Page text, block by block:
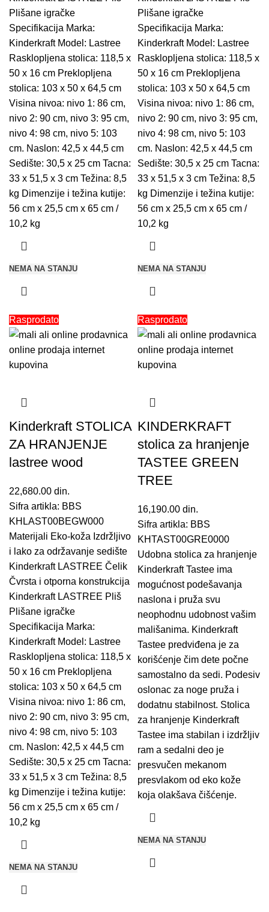
Plišane igračke
Specifikacija Marka:
Kinderkraft Model: Lastree
Rasklopljena stolica: 118,5 x
50 x 16 cm Preklopljena
stolica: 103 x 50 x 64,5 cm
Visina nivoa: nivo 1: 86 cm,
nivo 2: 90 cm, nivo 3: 95 cm,
nivo 4: 98 cm, nivo 5: 103
cm. Naslon: 42,5 x 44,5 cm
Sedište: 30,5 x 25 cm Tacna:
33 x 51,5 x 3 cm Težina: 8,5
kg Dimenzije i težina kutije:
56 cm x 25,5 cm x 65 cm /
10,2 kg
NEMA NA STANJU
Plišane igračke
Specifikacija Marka:
Kinderkraft Model: Lastree
Rasklopljena stolica: 118,5 x
50 x 16 cm Preklopljena
stolica: 103 x 50 x 64,5 cm
Visina nivoa: nivo 1: 86 cm,
nivo 2: 90 cm, nivo 3: 95 cm,
nivo 4: 98 cm, nivo 5: 103
cm. Naslon: 42,5 x 44,5 cm
Sedište: 30,5 x 25 cm Tacna:
33 x 51,5 x 3 cm Težina: 8,5
kg Dimenzije i težina kutije:
56 cm x 25,5 cm x 65 cm /
10,2 kg
NEMA NA STANJU
Rasprodato
Kinderkraft STOLICA
ZA HRANJENJE
lastree wood
22,680.00 din.
Sifra artikla: BBS
KHLAST00BEGW000
Materijali Eko-koža Izdržljivo
i lako za održavanje sedište
Kinderkraft LASTREE Čelik
Čvrsta i otporna konstrukcija
Kinderkraft LASTREE Pliš
Plišane igračke
Specifikacija Marka:
Kinderkraft Model: Lastree
Rasklopljena stolica: 118,5 x
50 x 16 cm Preklopljena
stolica: 103 x 50 x 64,5 cm
Visina nivoa: nivo 1: 86 cm,
nivo 2: 90 cm, nivo 3: 95 cm,
nivo 4: 98 cm, nivo 5: 103
cm. Naslon: 42,5 x 44,5 cm
Sedište: 30,5 x 25 cm Tacna:
33 x 51,5 x 3 cm Težina: 8,5
kg Dimenzije i težina kutije:
56 cm x 25,5 cm x 65 cm /
10,2 kg
NEMA NA STANJU
Rasprodato
KINDERKRAFT
stolica za hranjenje
TASTEE GREEN
TREE
16,190.00 din.
Sifra artikla: BBS
KHTAST00GRE0000
Udobna stolica za hranjenje
Kinderkraft Tastee ima
mogućnost podešavanja
naslona i pruža svu
neophodnu udobnost vašim
mališanima. Kinderkraft
Tastee predviđena je za
korišćenje čim dete počne
samostalno da sedi. Podesiv
oslonac za noge pruža i
dodatnu stabilnost. Stolica
za hranjenje Kinderkraft
Tastee ima stabilan i izdržljiv
ram a sedalni deo je
presvučen mekanom
presvlakom od eko kože
koja olakšava čišćenje.
NEMA NA STANJU